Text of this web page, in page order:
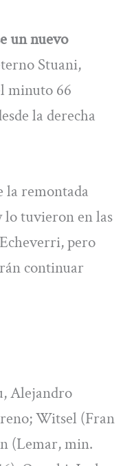
un nuevo
Stuani,
minuto 66
la derecha
la remontada
lo tuvieron en las
pero
continuar
Alejandro
Witsel (Fran
(Lemar, min.